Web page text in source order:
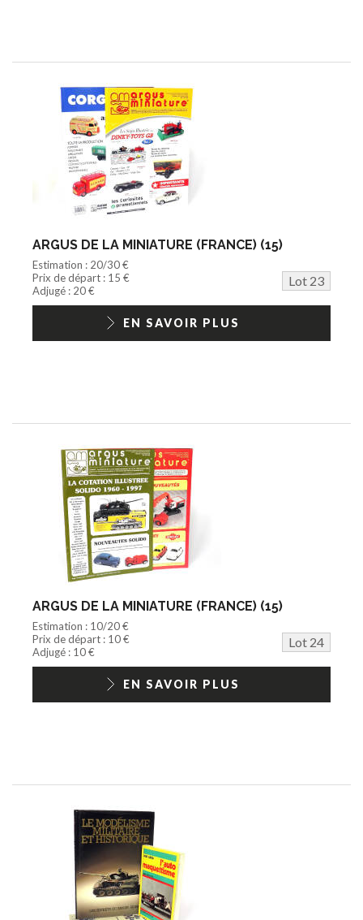
ARGUS DE LA MINIATURE (FRANCE) (15)
Estimation : 20/30 €
Prix de départ : 15 €
Lot 23
Adjugé : 20 €
EN SAVOIR PLUS
ARGUS DE LA MINIATURE (FRANCE) (15)
Estimation : 10/20 €
Prix de départ : 10 €
Lot 24
Adjugé : 10 €
EN SAVOIR PLUS